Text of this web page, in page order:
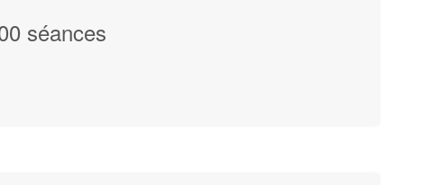
séances